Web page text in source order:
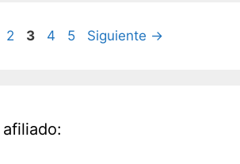
Página
2 Página
3 Página
4 Página
5 Siguiente →